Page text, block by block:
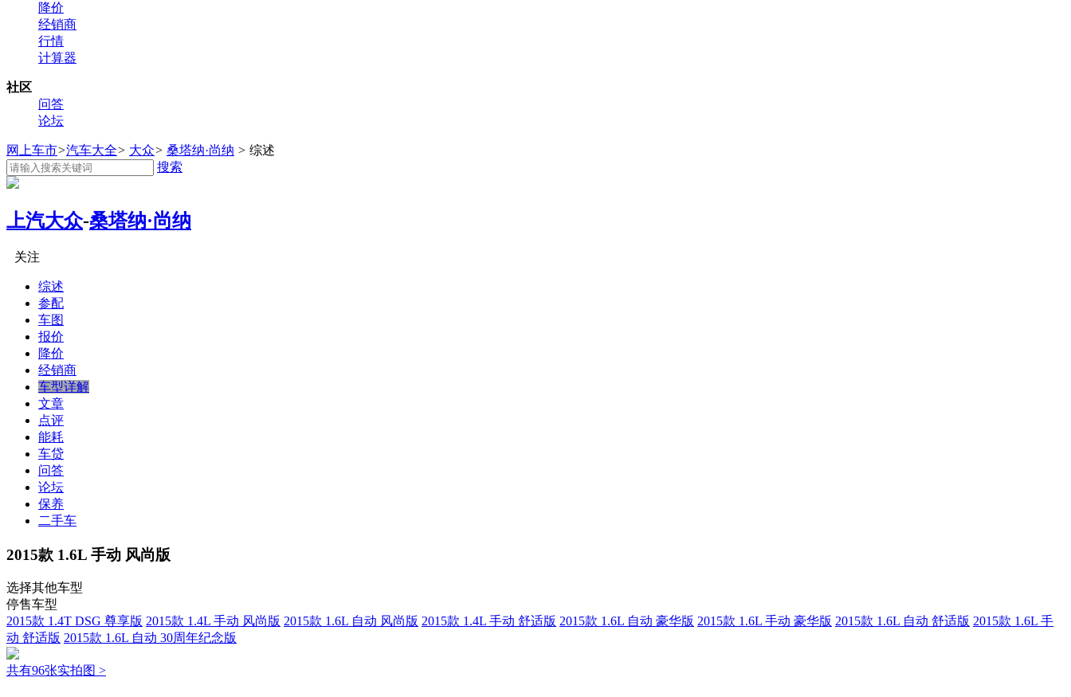
降价
经销商
行情
计算器
社区
问答
论坛
网上车市>汽车大全> 大众> 桑塔纳·尚纳 > 综述
搜索
上汽大众-桑塔纳·尚纳
关注
综述
参配
车图
报价
降价
经销商
车型详解
文章
点评
能耗
车贷
问答
论坛
保养
二手车
2015款 1.6L 手动 风尚版
选择其他车型
停售车型
2015款 1.4T DSG 尊享版 2015款 1.4L 手动 风尚版 2015款 1.6L 自动 风尚版 2015款 1.4L 手动 舒适版 2015款 1.6L 自动 豪华版 2015款 1.6L 手动 豪华版 2015款 1.6L 自动 舒适版 2015款 1.6L 手
动 舒适版 2015款 1.6L 自动 30周年纪念版
共有96张实拍图 >